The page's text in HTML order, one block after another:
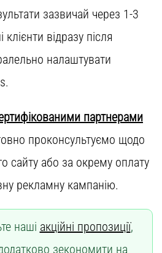
зазвичай через 1-3
відразу після
налаштувати
партнерами
проконсультуємо щодо
сайту або за окрему оплату
рекламну кампанію.
наші акційні пропозиції,
зекономити на